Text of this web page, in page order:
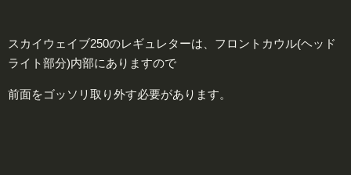
スカイウェイブ250のレギュレターは、フロントカウル(ヘッド
ライト部分)内部にありますので
前面をゴッソリ取り外す必要があります。